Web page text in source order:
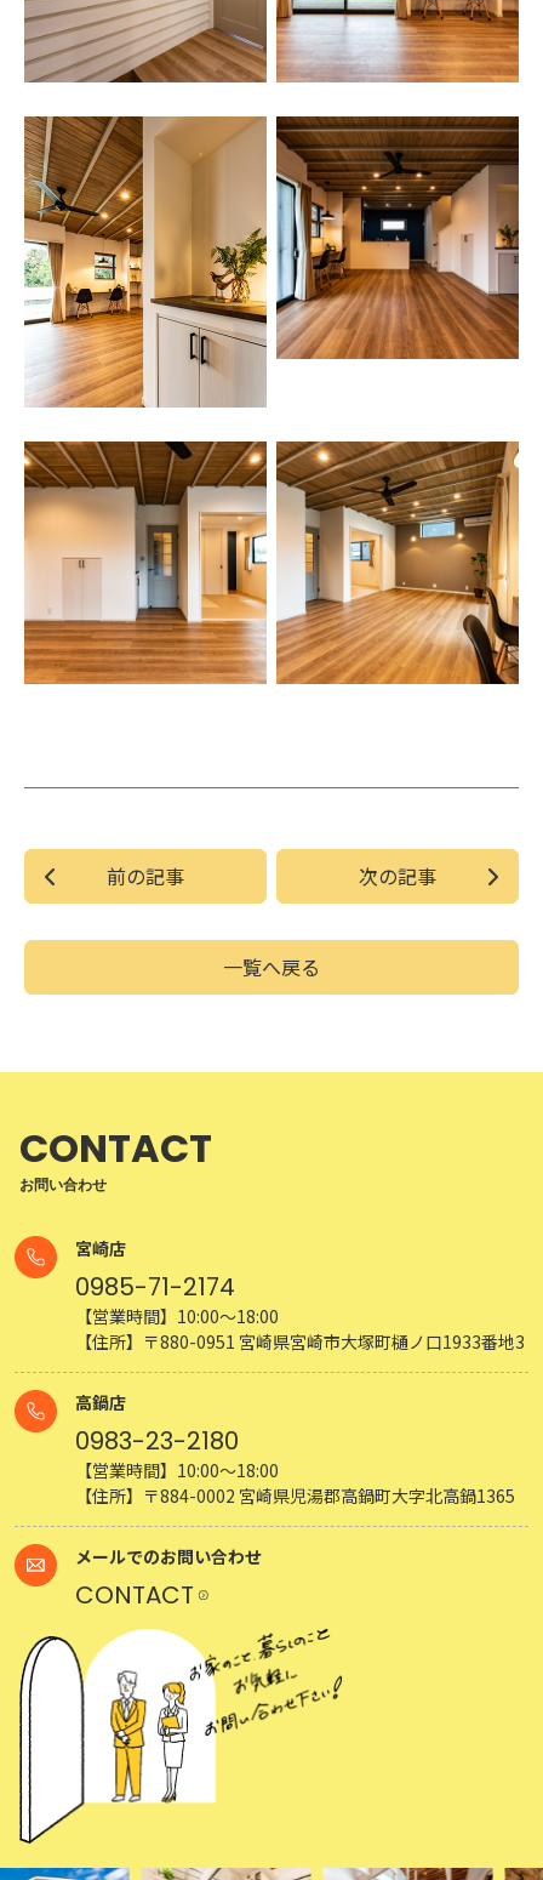
前の記事
一覧へ戻る
次の記事
CONTACT
お問い合わせ
宮崎店
0985-71-2174
【営業時間】10:00～18:00
【住所】〒880-0951 宮崎県宮崎市大塚町樋ノ口1933番地3
高鍋店
0983-23-2180
【営業時間】10:00～18:00
【住所】〒884-0002 宮崎県児湯郡高鍋町大字北高鍋1365
メールでのお問い合わせ
CONTACT